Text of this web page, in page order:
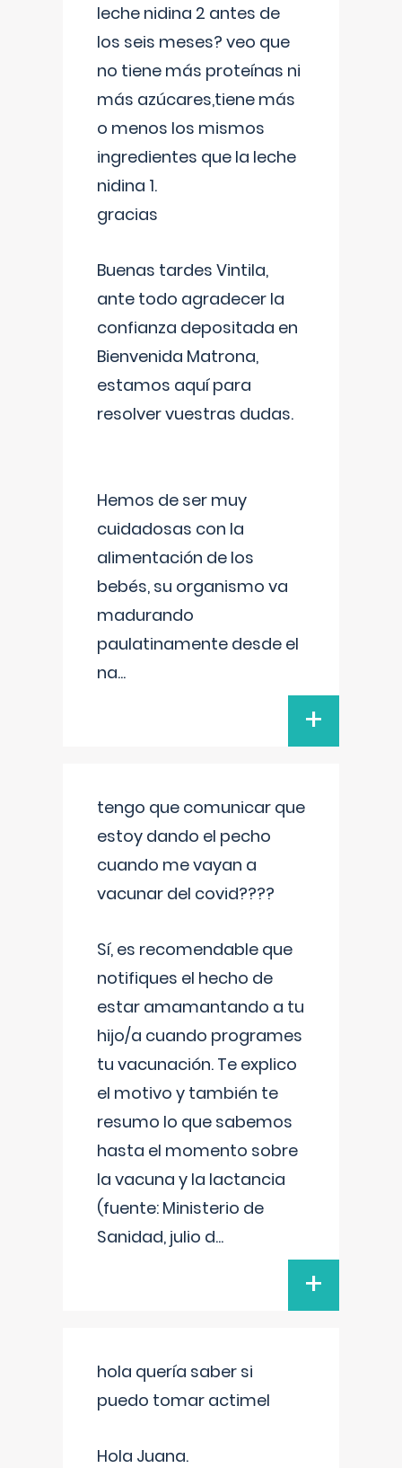
leche nidina 2 antes de
los seis meses? veo que
no tiene más proteínas ni
más azúcares,tiene más
o menos los mismos
ingredientes que la leche
nidina 1.
gracias
Buenas tardes Vintila,
ante todo agradecer la
confianza depositada en
Bienvenida Matrona,
estamos aquí para
resolver vuestras dudas.
Hemos de ser muy
cuidadosas con la
alimentación de los
bebés, su organismo va
madurando
paulatinamente desde el
na...
+
tengo que comunicar que
estoy dando el pecho
cuando me vayan a
vacunar del covid????
Sí, es recomendable que
notifiques el hecho de
estar amamantando a tu
hijo/a cuando programes
tu vacunación. Te explico
el motivo y también te
resumo lo que sabemos
hasta el momento sobre
la vacuna y la lactancia
(fuente: Ministerio de
Sanidad, julio d...
+
hola quería saber si
puedo tomar actimel
Hola Juana.